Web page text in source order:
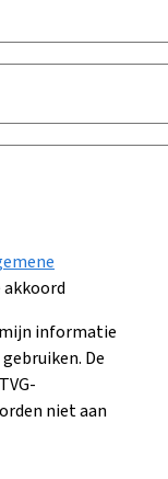
akkoord
informatie
De
niet aan